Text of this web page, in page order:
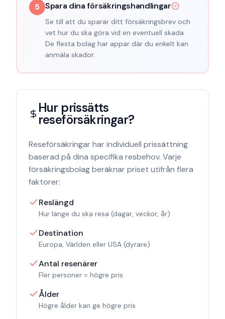
5 Spara dina försäkringshandlingar
Se till att du sparar ditt försäkringsbrev och
vet hur du ska göra vid en eventuell skada.
De flesta bolag har appar där du enkelt kan
anmäla skador.
Hur prissätts
reseförsäkringar?
Reseförsäkringar har individuell prissättning
baserad på dina specifika resbehov. Varje
försäkringsbolag beräknar priset utifrån flera
faktorer:
Reslängd
Hur länge du ska resa (dagar, veckor, år)
Destination
Europa, Världen eller USA (dyrare)
Antal resenärer
Fler personer = högre pris
Ålder
Högre ålder kan ge högre pris